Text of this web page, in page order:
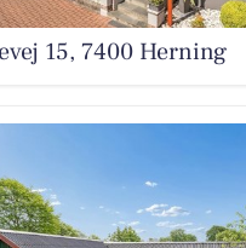
15, 7400 Herning